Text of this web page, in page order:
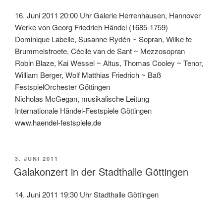
16. Juni 2011 20:00 Uhr Galerie Herrenhausen, Hannover
Werke von Georg Friedrich Händel (1685-1759)
Dominique Labelle, Susanne Rydén ~ Sopran, Wilke te
Brummelstroete, Cécile van de Sant ~ Mezzosopran
Robin Blaze, Kai Wessel ~ Altus, Thomas Cooley ~ Tenor,
William Berger, Wolf Matthias Friedrich ~ Baß
FestspielOrchester Göttingen
Nicholas McGegan, musikalische Leitung
Internationale Händel-Festspiele Göttingen
www.haendel-festspiele.de
VERÖFFENTLICHT
AM
3. JUNI 2011
Galakonzert in der Stadthalle Göttingen
14. Juni 2011 19:30 Uhr Stadthalle Göttingen